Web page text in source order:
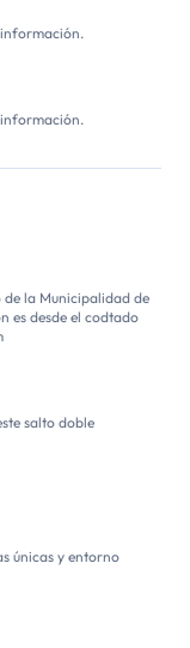
de la Municipalidad de
es desde el codtado
salto doble
únicas y entorno